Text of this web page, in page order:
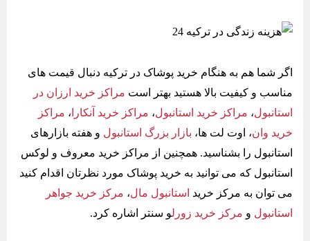
اگر شما هم به هنگام خرید پوشاک در ترکیه دنبال قیمت‌ های
مناسب و کیفیت بالا هستید بهتر است مراکز خرید ارزان در
استانبول، مراکز خرید استانبول، مراکز خرید آنکارا ، مراکز
خرید وان، اوت لت ها، بازار بزرگ استانبول و هفته بازارهای
استانبول را بشناسید. همچنین از مراکز خرید معروف و لوکس
استانبول که می توانید به خرید پوشاک مورد نظرتان اقدام کنید
می توان به مرکز خرید استانبول مال، مرکز خرید جواهر
استانبول و مرکز خرید زورلو سنتر اشاره کرد.